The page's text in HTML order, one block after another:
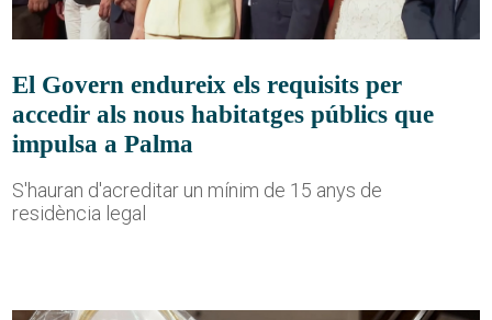
El Govern endureix els requisits per
accedir als nous habitatges públics que
impulsa a Palma
S'hauran d'acreditar un mínim de 15 anys de
residència legal